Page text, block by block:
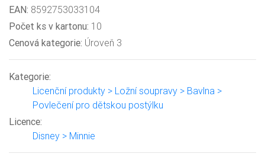
EAN: 8592753033104
Počet ks v kartonu: 10
Cenová kategorie: Úroveň 3
Kategorie:
Licenční produkty > Ložní soupravy > Bavlna >
Povlečení pro dětskou postýlku
Licence:
Disney > Minnie